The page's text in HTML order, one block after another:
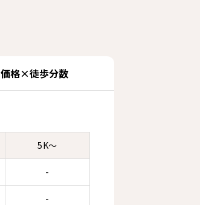
価格×徒歩分数
5K～
-
-